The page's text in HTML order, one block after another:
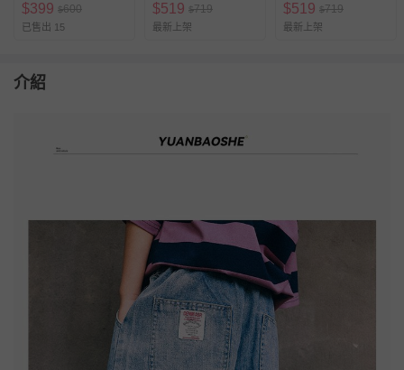
$399 $600
已售出 15
$519 $719
最新上架
$519 $719
最新上架
介紹